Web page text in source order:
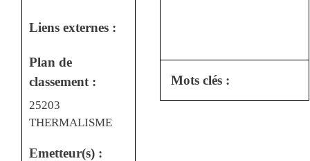
Liens externes :
Plan de
classement :
25203
THERMALISME
Emetteur(s) :
Mots clés :